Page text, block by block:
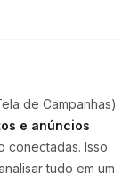
de Campanhas)
e anúncios
conectadas. Isso
tudo em um